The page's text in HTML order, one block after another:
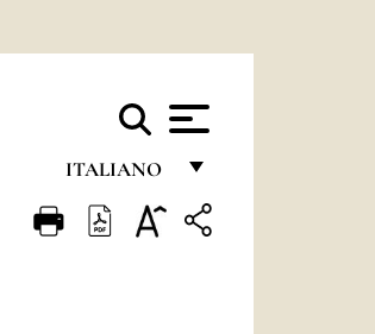
ITALIANO
FRANÇAIS